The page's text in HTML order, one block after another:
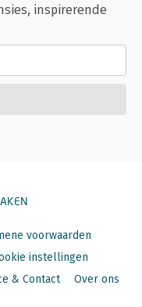
inspirerende
voorwaarden
instellingen
& Contact Over ons